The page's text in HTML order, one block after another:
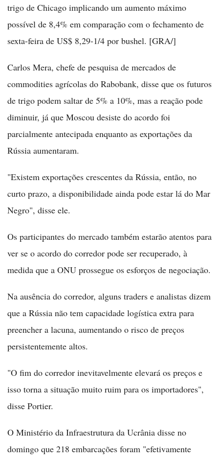
trigo de Chicago implicando um aumento máximo
possível de 8,4% em comparação com o fechamento de
sexta-feira de US$ 8,29-1/4 por bushel. [GRA/]
Carlos Mera, chefe de pesquisa de mercados de
commodities agrícolas do Rabobank, disse que os futuros
de trigo podem saltar de 5% a 10%, mas a reação pode
diminuir, já que Moscou desiste do acordo foi
parcialmente antecipada enquanto as exportações da
Rússia aumentaram.
"Existem exportações crescentes da Rússia, então, no
curto prazo, a disponibilidade ainda pode estar lá do Mar
Negro", disse ele.
Os participantes do mercado também estarão atentos para
ver se o acordo do corredor pode ser recuperado, à
medida que a ONU prossegue os esforços de negociação.
Na ausência do corredor, alguns traders e analistas dizem
que a Rússia não tem capacidade logística extra para
preencher a lacuna, aumentando o risco de preços
persistentemente altos.
"O fim do corredor inevitavelmente elevará os preços e
isso torna a situação muito ruim para os importadores",
disse Portier.
O Ministério da Infraestrutura da Ucrânia disse no
domingo que 218 embarcações foram "efetivamente